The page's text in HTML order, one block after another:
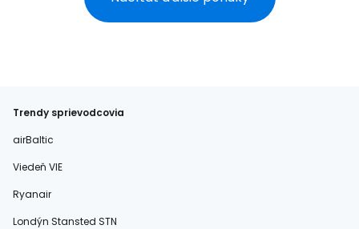
Trendy sprievodcovia
airBaltic
Viedeň VIE
Ryanair
Londýn Stansted STN